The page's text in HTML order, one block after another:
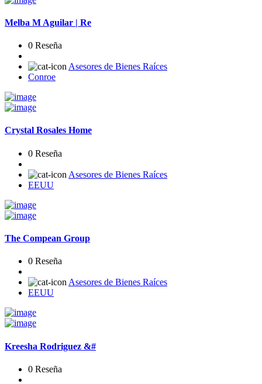
Melba M Aguilar | Re
0 Reseña
Asesores de Bienes Raíces
Conroe
Crystal Rosales Home
0 Reseña
Asesores de Bienes Raíces
EEUU
The Compean Group
0 Reseña
Asesores de Bienes Raíces
EEUU
Kreesha Rodriguez &#
0 Reseña